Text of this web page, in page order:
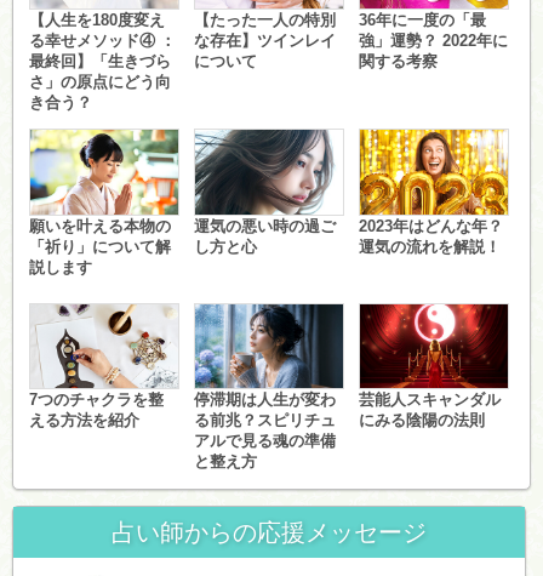
【人生を180度変え
る幸せメソッド④ ：
最終回】「生きづら
さ」の原点にどう向
き合う？
【たった一人の特別
な存在】ツインレイ
について
36年に一度の「最
強」運勢？ 2022年に
関する考察
願いを叶える本物の
「祈り」について解
説します
運気の悪い時の過ご
し方と心
2023年はどんな年？
運気の流れを解説！
7つのチャクラを整
える方法を紹介
停滞期は人生が変わ
る前兆？スピリチュ
アルで見る魂の準備
と整え方
芸能人スキャンダル
にみる陰陽の法則
占い師からの応援メッセージ